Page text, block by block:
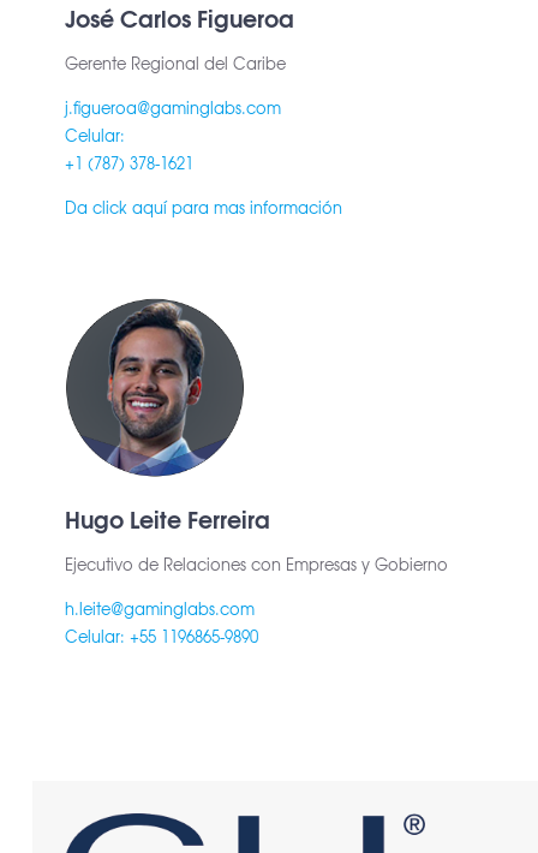
José Carlos Figueroa
Gerente Regional del Caribe
j.figueroa@gaminglabs.com
Celular:
+1 (787) 378-1621
Da click aquí para mas información
Hugo Leite Ferreira
Ejecutivo de Relaciones con Empresas y Gobierno
h.leite@gaminglabs.com
Celular: +55 1196865-9890